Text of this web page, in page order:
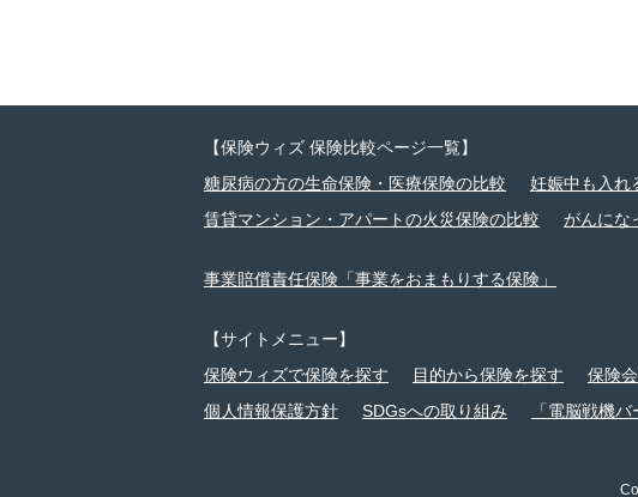
【保険ウィズ 保険比較ページ一覧】
糖尿病の方の生命保険・医療保険の比較
妊娠中も入れ
賃貸マンション・アパートの火災保険の比較
がんにな
事業賠償責任保険「事業をおまもりする保険」
【サイトメニュー】
保険ウィズで保険を探す
目的から保険を探す 保険
個人情報保護方針
SDGsへの取り組み 「電脳戦機